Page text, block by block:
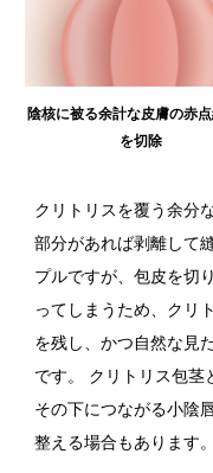
陰核に被る余計な皮膚の赤
を切除
クリトリスを覆う余分
部分があれば剥離して
プルですが、包皮を切
ってしまうため、クリ
を残し、かつ自然な見
です。 クリトリス包茎
その下につながる小陰
整える場合もあります。